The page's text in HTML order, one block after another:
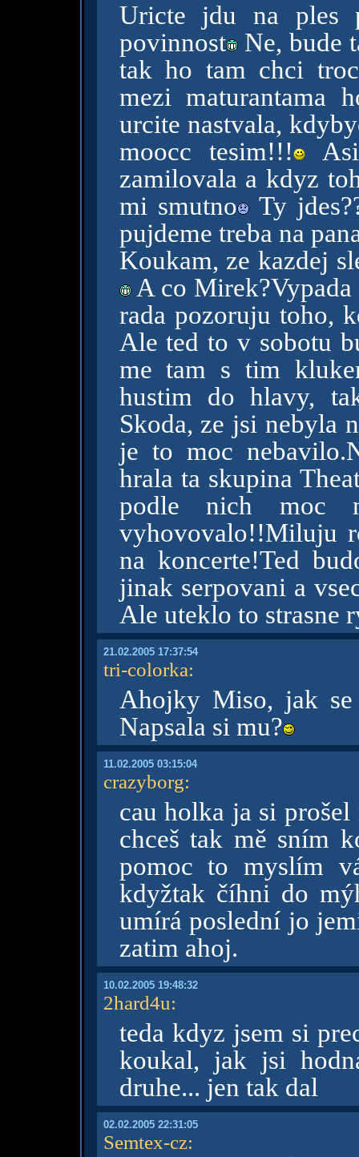
Uricte jdu na ples
povinnost Ne, bude
tak ho tam chci
mezi maturantama
urcite nastvala,
moocc tesim!!!
zamilovala a kdyz
mi smutno Ty
pujdeme treba na
Koukam, ze kazdej
A co Mirek?Vypada
rada pozoruju toho,
Ale ted to v sobotu
me tam s tim
hustim do hlavy,
Skoda, ze jsi nebyla
je to moc
hrala ta skupina
podle nich moc
vyhovovalo!!Miluju
na koncerte!Ted
jinak serpovani a
Ale uteklo to strasne
21.02.2005 17:37:54
tri-colorka:
Ahojky Miso, jak se
Napsala si mu?
11.02.2005 03:15:04
crazyborg:
cau holka ja si
chceš tak mě sním
pomoc to myslím
kdyžtak číhni do
umírá poslední jo
zatim ahoj.
10.02.2005 19:48:32
2hard4u:
teda kdyz jsem si
koukal, jak jsi
druhe... jen tak dal
02.02.2005 22:31:05
Semtex-cz: